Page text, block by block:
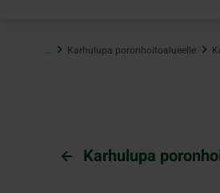
… Karhulupa poronhoitoalueelle
Karhulupa